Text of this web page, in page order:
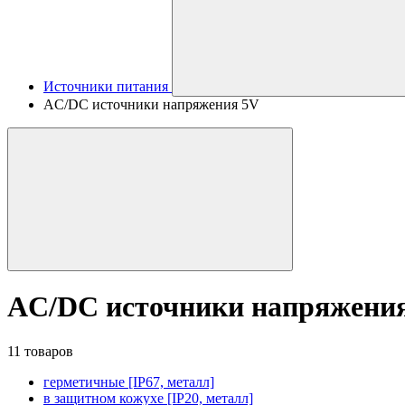
Источники питания
AC/DC источники напряжения 5V
AC/DC источники
11 товаров
герметичные [IP67, металл]
в защитном кожухе [IP20, металл]